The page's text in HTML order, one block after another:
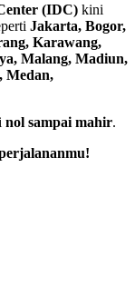
(IDC) kini
Jakarta, Bogor,
Karawang,
Malang, Madiun,
Medan,
nol sampai mahir.